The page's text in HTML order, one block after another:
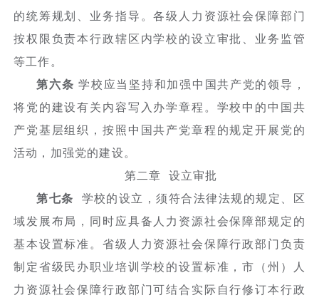
的统筹规划、业务指导。各级人力资源社会保障部门
按权限负责本行政辖区内学校的设立审批、业务监管
等工作。
第六条 学校应当坚持和加强中国共产党的领导，
将党的建设有关内容写入办学章程。学校中的中国共
产党基层组织，按照中国共产党章程的规定开展党的
活动，加强党的建设。
第二章 设立审批
第七条 学校的设立，须符合法律法规的规定、区
域发展布局，同时应具备人力资源社会保障部规定的
基本设置标准。省级人力资源社会保障行政部门负责
制定省级民办职业培训学校的设置标准，市（州）人
力资源社会保障行政部门可结合实际自行修订本行政